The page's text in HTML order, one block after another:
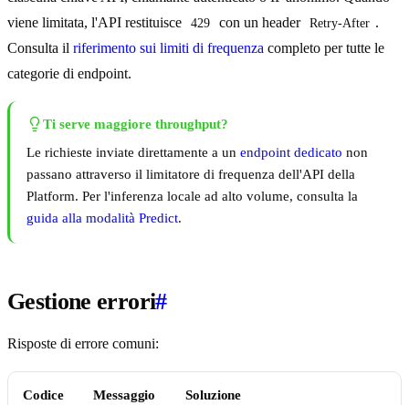
viene limitata, l'API restituisce
429 con un header Retry-After .
Consulta il riferimento sui limiti di frequenza completo per tutte le
categorie di endpoint.
Ti serve maggiore throughput?
Le richieste inviate direttamente a un endpoint dedicato non
passano attraverso il limitatore di frequenza dell'API della
Platform. Per l'inferenza locale ad alto volume, consulta la
guida alla modalità Predict.
Gestione errori#
Risposte di errore comuni:
Codice Messaggio Soluzione